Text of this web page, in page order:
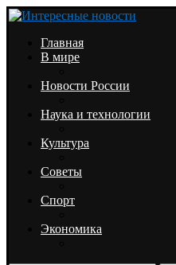
Главная
В мире
Новости России
Наука и технологии
Культура
Советы
Спорт
Экономика